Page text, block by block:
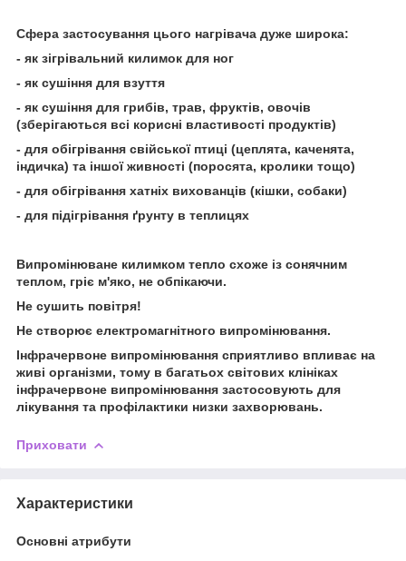
Сфера застосування цього нагрівача дуже широка:
- як зігрівальний килимок для ног
- як сушіння для взуття
- як сушіння для грибів, трав, фруктів, овочів
(зберігаються всі корисні властивості продуктів)
- для обігрівання свійської птиці (цеплята, каченята,
індичка) та іншої живності (поросята, кролики тощо)
- для обігрівання хатніх вихованців (кішки, собаки)
- для підігрівання ґрунту в теплицях
Випромінюване килимком тепло схоже із сонячним
теплом, гріє м'яко, не обпікаючи.
Не сушить повітря!
Не створює електромагнітного випромінювання.
Інфрачервоне випромінювання сприятливо впливає на
живі організми, тому в багатьох світових клініках
інфрачервоне випромінювання застосовують для
лікування та профілактики низки захворювань.
Приховати
Характеристики
Основні атрибути